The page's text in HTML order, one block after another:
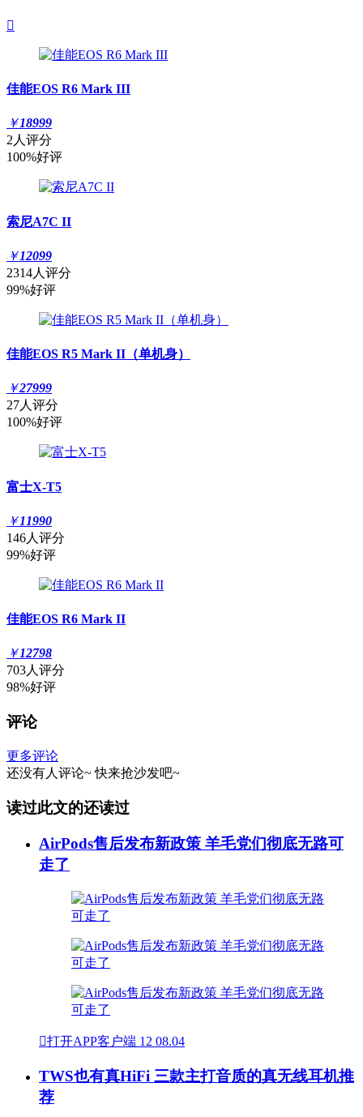

佳能EOS R6 Mark III
￥18999
2人评分
100%好评
索尼A7C II
￥12099
2314人评分
99%好评
佳能EOS R5 Mark II（单机身）
￥27999
27人评分
100%好评
富士X-T5
￥11990
146人评分
99%好评
佳能EOS R6 Mark II
￥12798
703人评分
98%好评
评论
更多评论
还没有人评论~ 快来抢沙发吧~
读过此文的还读过
AirPods售后发布新政策 羊毛党们彻底无路可
走了
打开APP客户端 12 08.04
TWS也有真HiFi 三款主打音质的真无线耳机推
荐